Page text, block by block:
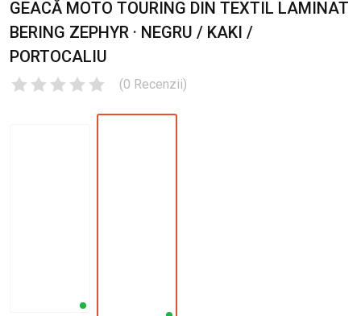
GEACĂ MOTO TOURING DIN TEXTIL LAMINAT
BERING ZEPHYR · NEGRU / KAKI /
PORTOCALIU
(0 Recenzii)